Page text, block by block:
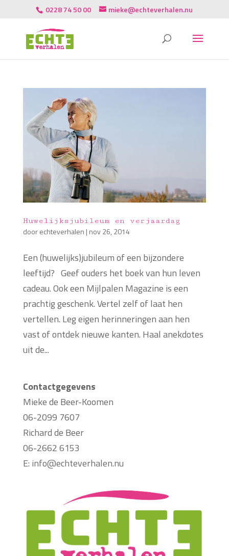
0228 74 50 00 mieke@echteverhalen.nu
Huwelijksjubileum en verjaardag
doorechteverhalen | nov 26, 2014
Een (huwelijks)jubileum of een bijzondere
leeftijd? Geef ouders het boek van hun leven
cadeau. Ook een Mijlpalen Magazine is een
prachtig geschenk. Vertel zelf of laat hen
vertellen. Leg eigen herinneringen aan hen
vast of ontdek nieuwe kanten. Haal anekdotes
uit de...
Contactgegevens
Mieke de Beer-Koomen
06-2099 7607
Richard de Beer
06-2662 6153
E: info@echteverhalen.nu